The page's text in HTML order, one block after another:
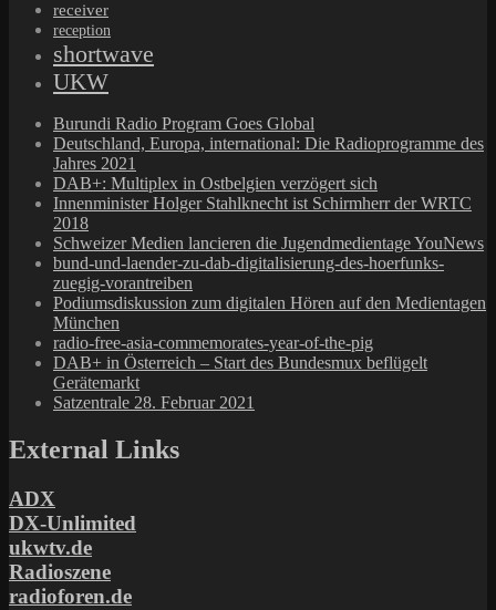
receiver
reception
shortwave
UKW
Burundi Radio Program Goes Global
Deutschland, Europa, international: Die Radioprogramme des
Jahres 2021
DAB+: Multiplex in Ostbelgien verzögert sich
Innenminister Holger Stahlknecht ist Schirmherr der WRTC
2018
Schweizer Medien lancieren die Jugendmedientage YouNews
bund-und-laender-zu-dab-digitalisierung-des-hoerfunks-
zuegig-vorantreiben
Podiumsdiskussion zum digitalen Hören auf den Medientagen
München
radio-free-asia-commemorates-year-of-the-pig
DAB+ in Österreich – Start des Bundesmux beflügelt
Gerätemarkt
Satzentrale 28. Februar 2021
External Links
ADX
DX-Unlimited
ukwtv.de
Radioszene
radioforen.de